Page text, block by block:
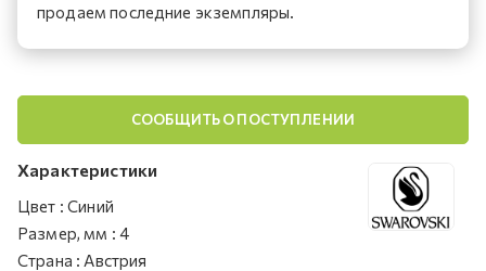
продаем последние экземпляры.
СООБЩИТЬ О ПОСТУПЛЕНИИ
Характеристики
Цвет : Синий
Размер, мм : 4
Страна : Австрия